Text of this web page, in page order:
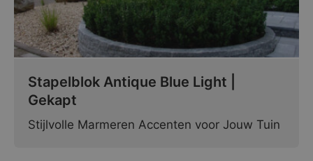
Stapelblok Antique Blue Light |
Gekapt
Stijlvolle Marmeren Accenten voor Jouw Tuin